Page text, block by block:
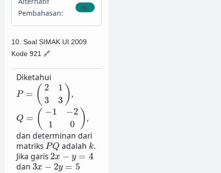
Pembahasan:
10. Soal SIMAK UI 2009
Kode 921 🔗
Diketahui
P = ( 2
1
3
3 )
P=(2133
,
Q = ( −1 −2
1
0 )
1− 210)
,
dan determinan dari
matriks PQ
PQ adalah k
k.
Jika garis 2x − y = 4
2x−y=4
dan 3x − 2y = 5
3x−2y=5